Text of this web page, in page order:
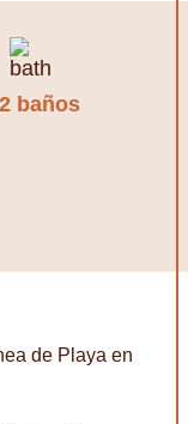
2 baños
de Playa en